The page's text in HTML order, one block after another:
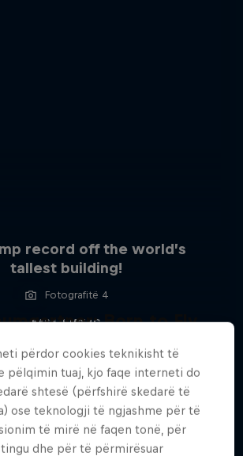
record off the world’s
tallest building!
Fotografitë 4
BASE JUMPING Born to Fly
– a life beyond limits
BASE JUMPING
përdor cookies teknikisht të
pëlqimin tuaj, kjo faqe interneti do
shtesë (përfshirë skedarë të
ose teknologji të ngjashme për të
të mirë në faqen tonë, për
dhe për të përmirësuar